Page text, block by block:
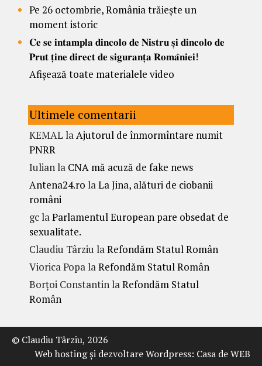
Pe 26 octombrie, România trăiește un
moment istoric
𝐂𝐞 𝐬𝐞 𝐢𝐧𝐭𝐚𝐦𝐩𝐥𝐚 𝐝𝐢𝐧𝐜𝐨𝐥𝐨 𝐝𝐞 𝐍𝐢𝐬𝐭𝐫𝐮 𝐬̦𝐢 𝐝𝐢𝐧𝐜𝐨𝐥𝐨 𝐝𝐞
𝐏𝐫𝐮𝐭 𝐭̦𝐢𝐧𝐞 𝐝𝐢𝐫𝐞𝐜𝐭 𝐝𝐞 𝐬𝐢𝐠𝐮𝐫𝐚𝐧𝐭̦𝐚 𝐑𝐨𝐦𝐚̂𝐧𝐢𝐞𝐢!
Afișează toate materialele video
Ultimele comentarii
KEMAL laAjutorul de înmormîntare numit
PNRR
Iulianla CNA mă acuză de fake news
Antena24.ro laLa Jina, alături de ciobanii
români
gclaParlamentul European pare obsedat de
sexualitate.
Claudiu Târziu laRefondăm Statul Român
Viorica PopalaRefondăm Statul Român
Borțoi ConstantinlaRefondăm Statul
Român
© Claudiu Târziu, 2026
Web hosting şi dezvoltare Wordpress: Casa de WEB